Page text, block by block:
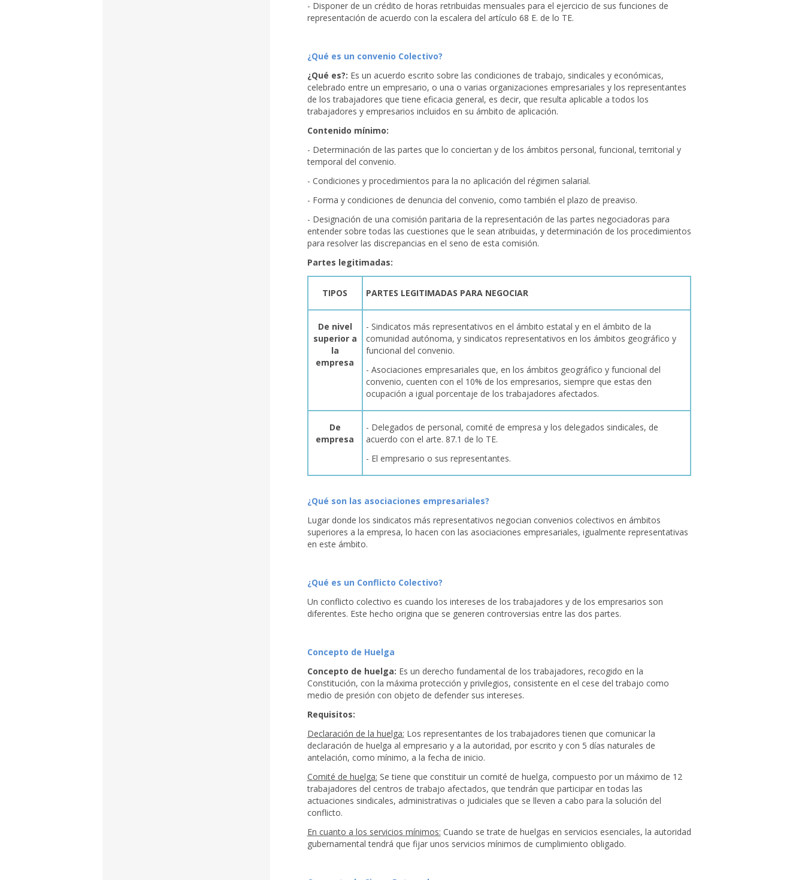
- Disponer de un crédito de horas retribuidas mensuales para el ejercicio de sus funciones de
representación de acuerdo con la escalera del artículo 68 E. de lo TE.
¿Qué es un convenio Colectivo?
¿Qué es?: Es un acuerdo escrito sobre las condiciones de trabajo, sindicales y económicas,
celebrado entre un empresario, o una o varias organizaciones empresariales y los representantes
de los trabajadores que tiene eficacia general, es decir, que resulta aplicable a todos los
trabajadores y empresarios incluidos en su ámbito de aplicación.
Contenido mínimo:
- Determinación de las partes que lo conciertan y de los ámbitos personal, funcional, territorial y
temporal del convenio.
- Condiciones y procedimientos para la no aplicación del régimen salarial.
- Forma y condiciones de denuncia del convenio, como también el plazo de preaviso.
- Designación de una comisión paritaria de la representación de las partes negociadoras para
entender sobre todas las cuestiones que le sean atribuidas, y determinación de los procedimientos
para resolver las discrepancias en el seno de esta comisión.
Partes legitimadas:
TIPOS PARTES LEGITIMADAS PARA NEGOCIAR
De nivel
superior a
la
empresa
- Sindicatos más representativos en el ámbito estatal y en el ámbito de la
comunidad autónoma, y sindicatos representativos en los ámbitos geográfico y
funcional del convenio.
- Asociaciones empresariales que, en los ámbitos geográfico y funcional del
convenio, cuenten con el 10% de los empresarios, siempre que estas den
ocupación a igual porcentaje de los trabajadores afectados.
De
empresa
- Delegados de personal, comité de empresa y los delegados sindicales, de
acuerdo con el arte. 87.1 de lo TE.
- El empresario o sus representantes.
¿Qué son las asociaciones empresariales?
Lugar donde los sindicatos más representativos negocian convenios colectivos en ámbitos
superiores a la empresa, lo hacen con las asociaciones empresariales, igualmente representativas
en este ámbito.
¿Qué es un Conflicto Colectivo?
Un conflicto colectivo es cuando los intereses de los trabajadores y de los empresarios son
diferentes. Este hecho origina que se generen controversias entre las dos partes.
Concepto de Huelga
Concepto de huelga: Es un derecho fundamental de los trabajadores, recogido en la
Constitución, con la máxima protección y privilegios, consistente en el cese del trabajo como
medio de presión con objeto de defender sus intereses.
Requisitos:
Declaración de la huelga: Los representantes de los trabajadores tienen que comunicar la
declaración de huelga al empresario y a la autoridad, por escrito y con 5 días naturales de
antelación, como mínimo, a la fecha de inicio.
Comité de huelga: Se tiene que constituir un comité de huelga, compuesto por un máximo de 12
trabajadores del centros de trabajo afectados, que tendrán que participar en todas las
actuaciones sindicales, administrativas o judiciales que se lleven a cabo para la solución del
conflicto.
En cuanto a los servicios mínimos: Cuando se trate de huelgas en servicios esenciales, la autoridad
gubernamental tendrá que fijar unos servicios mínimos de cumplimiento obligado.